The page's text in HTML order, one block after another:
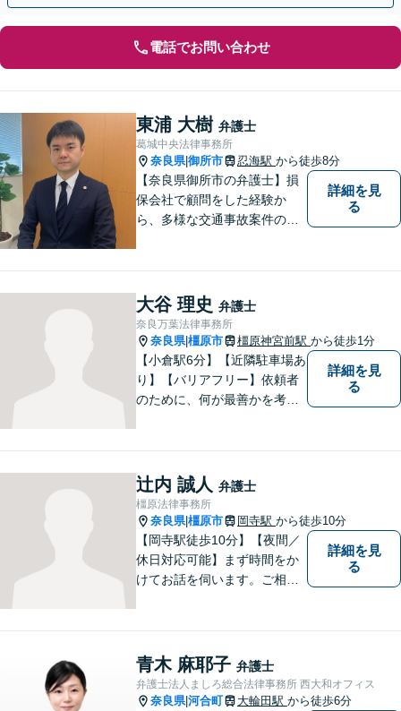
電話でお問い合わせ
東浦 大樹 弁護士
葛城中央法律事務所
奈良県|御所市 忍海駅 から徒歩8分
【奈良県御所市の弁護士】損
保会社で顧問をした経験か
ら、多様な交通事故案件の対
す。
詳細を見
る
大谷 理史 弁護士
奈良万葉法律事務所
奈良県|橿原市 橿原神宮前駅 から徒歩1分
【小倉駅6分】【近隣駐車場あ
り】【バリアフリー】依頼者
のために、何が最善かを考
決策を提案し続けます。 よろ
しくお願いします。
詳細を見
る
辻内 誠人 弁護士
橿原法律事務所
奈良県|橿原市 岡寺駅 から徒歩10分
【岡寺駅徒歩10分】【夜間／
休日対応可能】まず時間をか
けてお話を伺います。ご相談
護士】地域密着型のアットホ
ームなリーガルサービスをご
提供させていただきます。
詳細を見
る
青木 麻耶子 弁護士
弁護士法人ましろ総合法律事務所 西大和オフィス
奈良県|河合町 大輪田駅 から徒歩6分